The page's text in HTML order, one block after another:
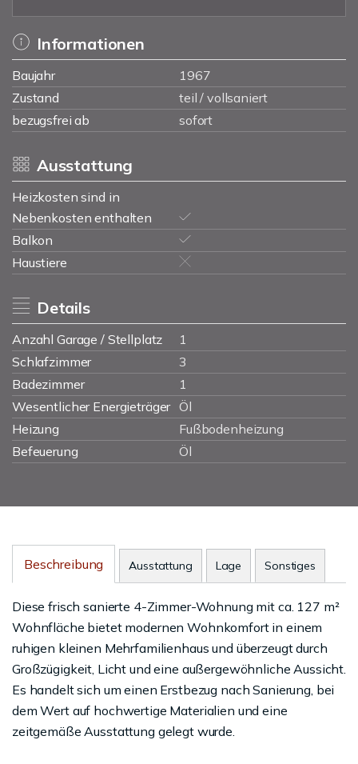
Informationen
Baujahr
1967
Zustand
teil / vollsaniert
bezugsfrei ab
sofort
Ausstattung
Heizkosten sind in
Nebenkosten enthalten
Balkon
Haustiere
Details
Anzahl Garage / Stellplatz
1
Schlafzimmer
3
Badezimmer
1
Wesentlicher Energieträger Öl
Heizung
Fußbodenheizung
Befeuerung
Öl
Beschreibung Ausstattung Lage Sonstiges
Diese frisch sanierte 4-Zimmer-Wohnung mit ca. 127 m²
Wohnfläche bietet modernen Wohnkomfort in einem
ruhigen kleinen Mehrfamilienhaus und überzeugt durch
Großzügigkeit, Licht und eine außergewöhnliche Aussicht.
Es handelt sich um einen Erstbezug nach Sanierung, bei
dem Wert auf hochwertige Materialien und eine
zeitgemäße Ausstattung gelegt wurde.